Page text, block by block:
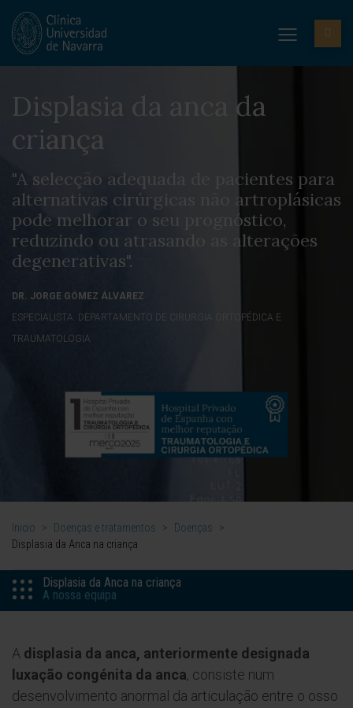
Displasia da anca da
criança
"A selecção adequada de pacientes para
alternativas cirúrgicas não artroplásicas
pode melhorar o seu prognóstico,
reduzindo ou atrasando as alterações
degenerativas".
DR. JORGE GÓMEZ ÁLVAREZ
ESPECIALISTA. DEPARTAMENTO DE CIRURGIA ORTOPÉDICA E
TRAUMATOLOGIA
Inicio > Doenças e tratamentos > Doenças
>
Displasia da Anca na criança
Displasia da Anca na criança
A nossa equipa
A displasia da anca, anteriormente designada
luxação congénita da anca, consiste num
desenvolvimento anormal da articulação entre o osso